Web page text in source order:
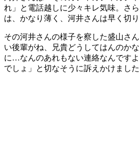
れ」と電話越しに少々キレ気味。さ
は、かなり薄く、河井さんは早く切
その河井さんの様子を察した盛山さ
い後輩がね、兄貴どうしてはんのか
に…なんのあれもない連絡なんです
でしょ」と切なそうに訴えかけました